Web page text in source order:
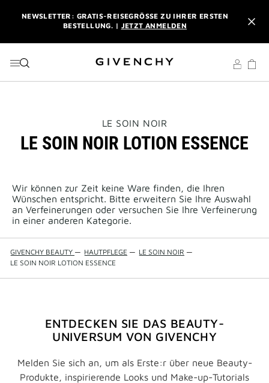
NEWSLETTER: GRATIS-REISEGRÖSSE ZU IHRER ERSTEN B
ESTELLUNG. | JETZT ANMELDEN
PROFITIEREN SIE VON KOSTENLOSEM EXPRESSVERSAND AB
EINEM EINKAUFSWERT VON 180 €. |
NEWSLETTER: GRATIS-REISEGRÖSSE ZU IHRER ERSTEN B
PROFITIEREN SIE VON KOSTENLOSEM EXPRESSVERSAND AB
EINEM EINKAUFSWERT VON 180 €. |MEINE VORTEILE
THIS
WILL
OPEN
LE SOIN NOIR
LE SOIN NOIR LOTION ESSENCE
Wir können zur Zeit keine Ware finden, die Ihren
Wünschen entspricht. Bitte erweitern Sie Ihre Auswahl
an Verfeinerungen oder versuchen Sie Ihre Verfeinerung
in einer anderen Kategorie.
GIVENCHY BEAUTY — HAUTPFLEGE — LE SOIN NOIR —
LE SOIN NOIR LOTION ESSENCE
ENTDECKEN SIE DAS BEAUTY-
UNIVERSUM VON GIVENCHY
Melden Sie sich an, um als Erste:r über neue Beauty-
Produkte, inspirierende Looks und Make-up-Tutorials